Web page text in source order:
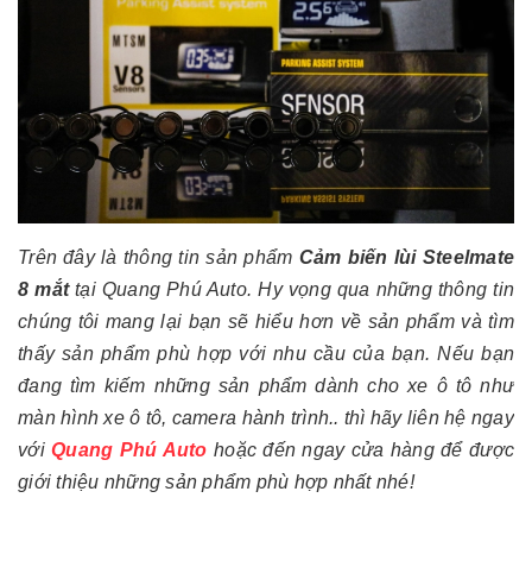
Trên đây là thông tin sản phẩm Cảm biến lùi Steelmate
8 mắttại Quang Phú Auto. Hy vọng qua những thông tin
chúng tôi mang lại bạn sẽ hiểu hơn về sản phẩm và tìm
thấy sản phẩm phù hợp với nhu cầu của bạn. Nếu bạn
đang tìm kiếm những sản phẩm dành cho xe ô tô như
màn hình xe ô tô, camera hành trình.. thì hãy liên hệ ngay
vớiQuang Phú Auto hoặc đến ngay cửa hàng để được
giới thiệu những sản phẩm phù hợp nhất nhé!